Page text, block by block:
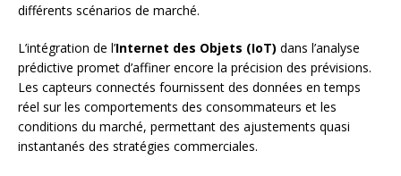
différents scénarios de marché.
L’intégration de l’Internet des Objets (IoT) dans l’analyse
prédictive promet d’affiner encore la précision des prévisions.
Les capteurs connectés fournissent des données en temps
réel sur les comportements des consommateurs et les
conditions du marché, permettant des ajustements quasi
instantanés des stratégies commerciales.